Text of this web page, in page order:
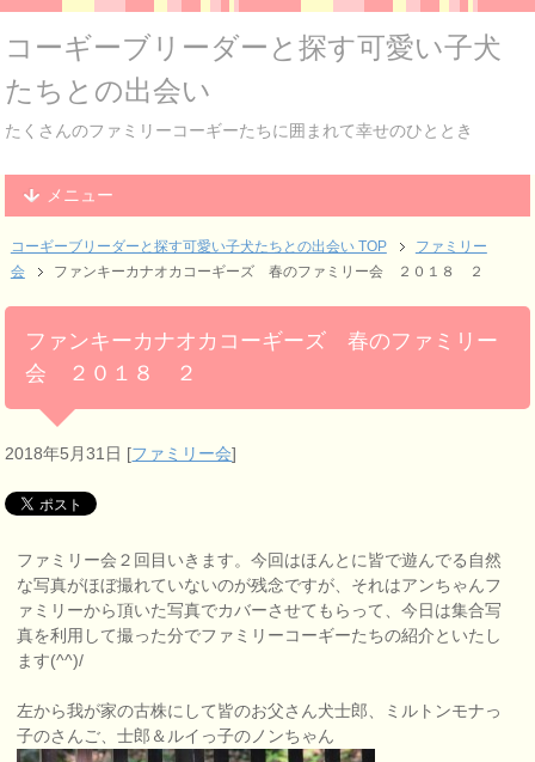
コーギーブリーダーと探す可愛い子犬
たちとの出会い
たくさんのファミリーコーギーたちに囲まれて幸せのひととき
メニュー
コーギーブリーダーと探す可愛い子犬たちとの出会い TOP
ファミリー
会
ファンキーカナオカコーギーズ 春のファミリー会 ２０１８ ２
ファンキーカナオカコーギーズ 春のファミリー
会 ２０１８ ２
2018年5月31日 [ファミリー会]
ファミリー会２回目いきます。今回はほんとに皆で遊んでる自然
な写真がほぼ撮れていないのが残念ですが、それはアンちゃんフ
ァミリーから頂いた写真でカバーさせてもらって、今日は集合写
真を利用して撮った分でファミリーコーギーたちの紹介といたし
ます(^^)/
左から我が家の古株にして皆のお父さん犬士郎、ミルトンモナっ
子のさんご、士郎＆ルイっ子のノンちゃん